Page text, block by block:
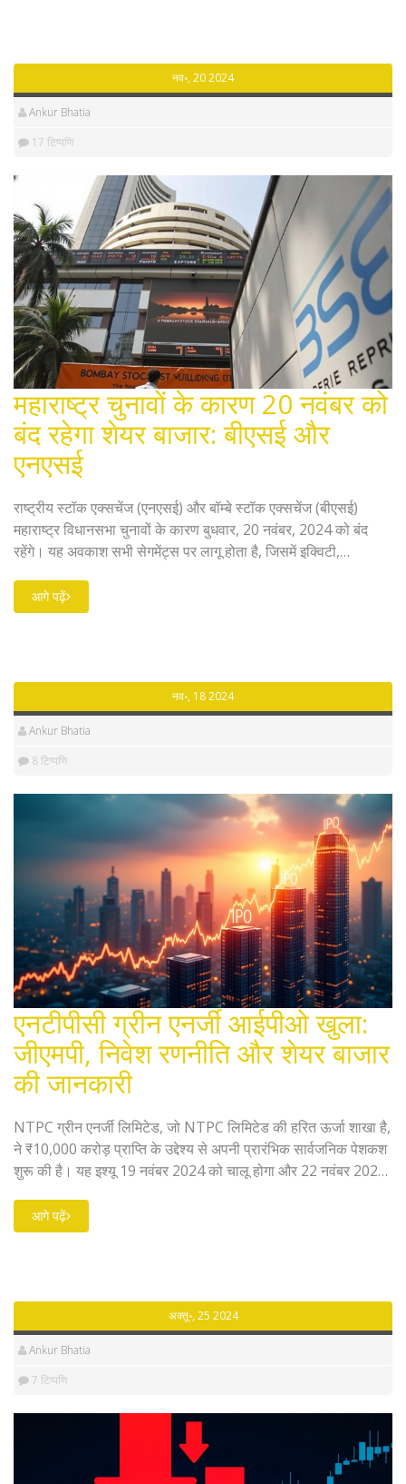
नव॰, 20 2024
Ankur Bhatia
17 टिप्पणि
महाराष्ट्र चुनावों के कारण 20 नवंबर को
बंद रहेगा शेयर बाजार: बीएसई और
एनएसई
राष्ट्रीय स्टॉक एक्सचेंज (एनएसई) और बॉम्बे स्टॉक एक्सचेंज (बीएसई)
महाराष्ट्र विधानसभा चुनावों के कारण बुधवार, 20 नवंबर, 2024 को बंद
रहेंगे। यह अवकाश सभी सेगमेंट्स पर लागू होता है, जिसमें इक्विटी,
एनएसई द्वारा प्रत्येक वर्ष एक अवकाश कैलेंडर जारी किया जाता है जो
व्यापारिक छुट्टियों की सूची बताता है।
आगे पढ़ें
नव॰, 18 2024
Ankur Bhatia
8 टिप्पणि
एनटीपीसी ग्रीन एनर्जी आईपीओ खुला:
जीएमपी, निवेश रणनीति और शेयर बाजार
की जानकारी
NTPC ग्रीन एनर्जी लिमिटेड, जो NTPC लिमिटेड की हरित ऊर्जा शाखा है,
ने ₹10,000 करोड़ प्राप्ति के उद्देश्य से अपनी प्रारंभिक सार्वजनिक पेशकश
शुरू की है। यह इश्यू 19 नवंबर 2024 को चालू होगा और 22 नवंबर 2024
न्यूनतम 138 शेयरों की बोली लगाई जा सकती है। कंपनी का इरादा अपनी
परिचालन क्षमता को बढ़ाना है।
आगे पढ़ें
अक्तू॰, 25 2024
Ankur Bhatia
7 टिप्पणि